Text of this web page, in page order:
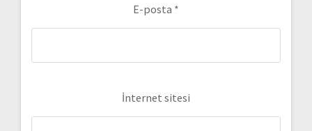
E-posta *
İnternet sitesi